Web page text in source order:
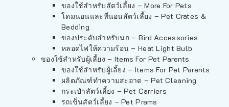
ของใช้สำหรับสัตว์เลี้ยง – More For Pets
โดมนอนและที่นอนสัตว์เลี้ยง – Pet Crates &
Bedding
ของประดับสำหรับนก – Bird Accessories
หลอดไฟให้ความร้อน – Heat Light Bulb
ของใช้สำหรับผู้เลี้ยง – Items For Pet Parents
ของใช้สำหรับผู้เลี้ยง – Items For Pet Parents
ผลิตภัณฑ์ทำความสะอาด – Pet Cleaning
กระเป๋าสัตว์เลี้ยง – Pet Carriers
รถเข็นสัตว์เลี้ยง – Pet Prams